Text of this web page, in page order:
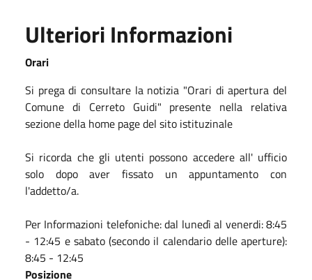
Ulteriori Informazioni
Orari
Si prega di consultare la notizia "Orari di apertura del
Comune di Cerreto Guidi" presente nella relativa
sezione della home page del sito istituzinale
Si ricorda che gli utenti possono accedere all' ufficio
solo dopo aver fissato un appuntamento con
l'addetto/a.
Per Informazioni telefoniche: dal lunedì al venerdi: 8:45
- 12:45 e sabato (secondo il calendario delle aperture):
8:45 - 12:45
Posizione